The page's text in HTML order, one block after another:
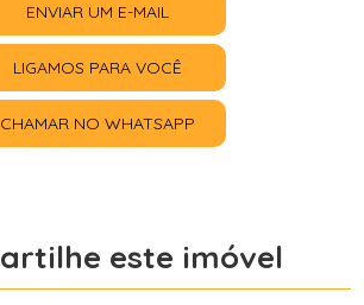
ENVIAR UM E-MAIL
LIGAMOS PARA VOCÊ
CHAMAR NO WHATSAPP
este imóvel